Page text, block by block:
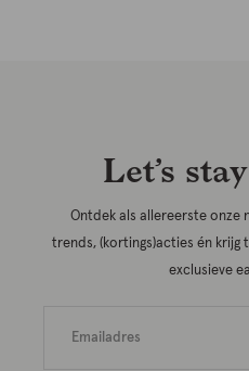
Let’s
Ontdek als allereerste onze
trends, (kortings)acties én krijg
exclusieve